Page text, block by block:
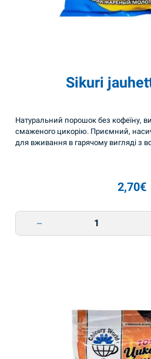
Sikuri
Натуральний порошок без кофеїну,
смаженого цикорію. Приємний,
для вживання в гарячому вигляді з
2,70€